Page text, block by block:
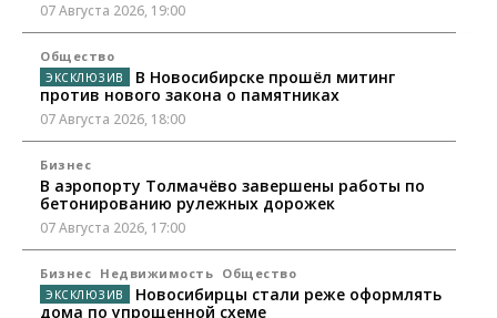
07 Августа 2026, 19:00
Общество
В Новосибирске прошёл митинг
против нового закона о памятниках
07 Августа 2026, 18:00
Бизнес
В аэропорту Толмачёво завершены работы по
бетонированию рулежных дорожек
07 Августа 2026, 17:00
Бизнес Недвижимость Общество
Новосибирцы стали реже оформлять
дома по упрощенной схеме